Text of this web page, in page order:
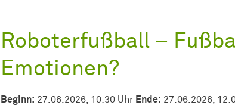
Roboterfußball –
Emotionen?
Beginn: 27.06.2026, 10:30 Uhr Ende: 27.06.2026,